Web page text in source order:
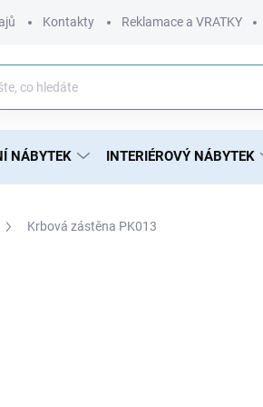
Kontakty Reklamace a VRATKY
NÁBYTEK INTERIÉROVÝ NÁBYTEK
Krbová zástěna PK013